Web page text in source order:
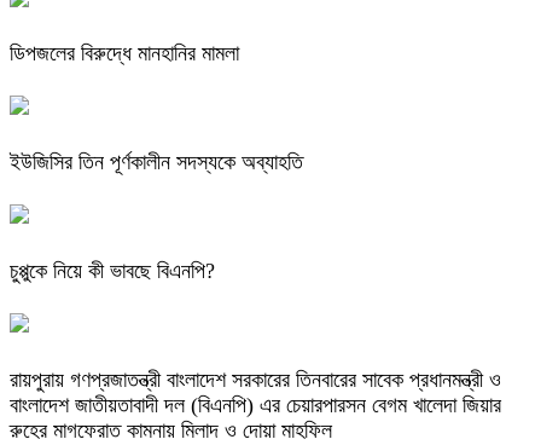
ডিপজলের বিরুদ্ধে মানহানির মামলা
ইউজিসির তিন পূর্ণকালীন সদস্যকে অব্যাহতি
চুপ্পুকে নিয়ে কী ভাবছে বিএনপি?
রায়পুরায় গণপ্রজাতন্ত্রী বাংলাদেশ সরকারের তিনবারের সাবেক প্রধানমন্ত্রী ও
বাংলাদেশ জাতীয়তাবাদী দল (বিএনপি) এর চেয়ারপারসন বেগম খালেদা জিয়ার
রুহের মাগফেরাত কামনায় মিলাদ ও দোয়া মাহফিল